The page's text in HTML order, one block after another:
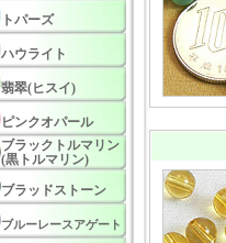
トパーズ
ハウライト
翡翠(ヒスイ)
ピンクオパール
ブラックトルマリン
(黒トルマリン)
ブラッドストーン
ブルーレースアゲート